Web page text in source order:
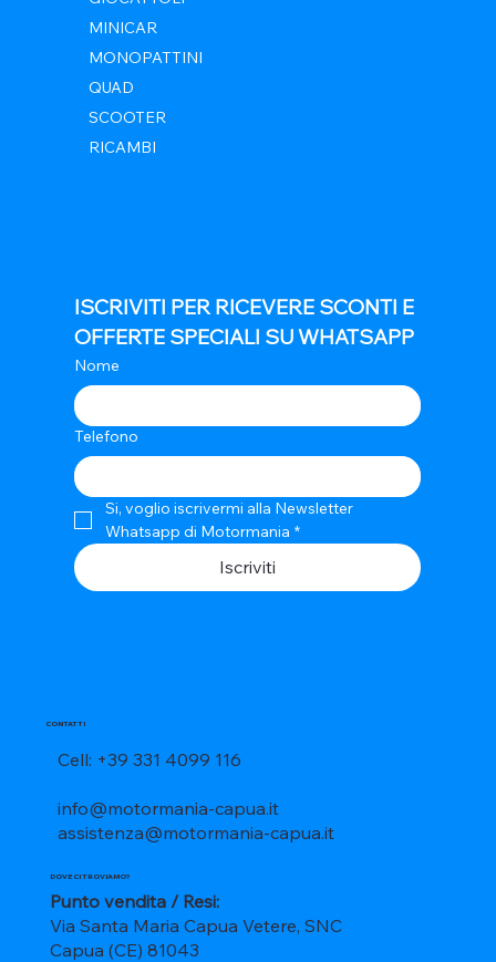
MINICAR
MONOPATTINI
QUAD
SCOOTER
RICAMBI
CONTATTI
Cell: +39 331 4099 116
info@motormania-capua.it
assistenza@motormania-capua.it
DOVE CI TROVIAMO?
Punto vendita / Resi:
Via Santa Maria Capua Vetere, SNC
Capua (CE) 81043
ISCRIVITI PER RICEVERE SCONTI E
OFFERTE SPECIALI SU WHATSAPP
Nome
Telefono
Si, voglio iscrivermi alla Newsletter
Whatsapp di Motormania *
Iscriviti